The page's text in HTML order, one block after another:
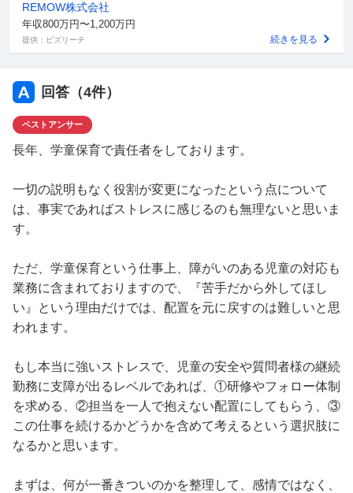
REMOW株式会社
年収800万円〜1,200万円
提供：ビズリーチ 続きを見る
回答（4件）
ベストアンサー
長年、学童保育で責任者をしております。
一切の説明もなく役割が変更になったという点について
は、事実であればストレスに感じるのも無理ないと思いま
す。
ただ、学童保育という仕事上、障がいのある児童の対応も
業務に含まれておりますので、『苦手だから外してほし
い』という理由だけでは、配置を元に戻すのは難しいと思
われます。
もし本当に強いストレスで、児童の安全や質問者様の継続
勤務に支障が出るレベルであれば、①研修やフォロー体制
を求める、②担当を一人で抱えない配置にしてもらう、③
この仕事を続けるかどうかを含めて考えるという選択肢に
なるかと思います。
まずは、何が一番きついのかを整理して、感情ではなく、